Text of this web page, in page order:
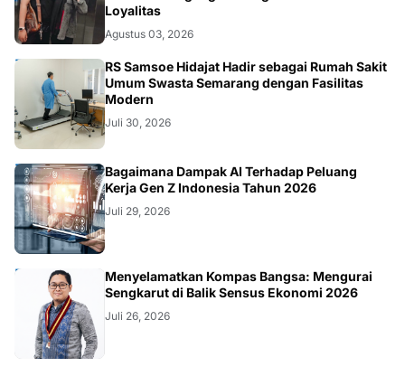
Agustus 03, 2026
KESEHATAN
Umum Swasta Semarang dengan Fasilitas
Modern
Juli 30, 2026
TEKNOLOGI
Kerja Gen Z Indonesia Tahun 2026
Juli 29, 2026
KOLOM
Sengkarut di Balik Sensus Ekonomi 2026
Juli 26, 2026